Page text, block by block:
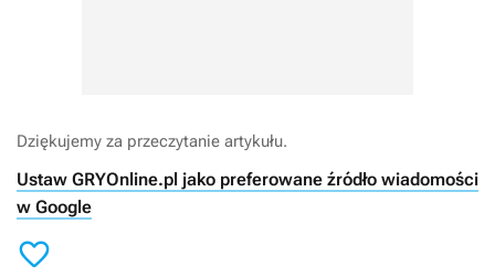
Dziękujemy za przeczytanie artykułu.
Ustaw GRYOnline.pl jako preferowane źródło wiadomości
w Google
